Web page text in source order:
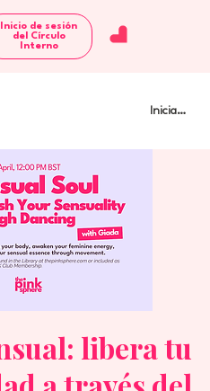
Iniciar
Inicio de sesión
del Círculo
Interno
libera tu